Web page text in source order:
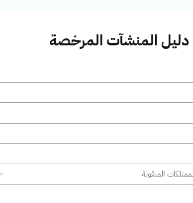
المنشآت المرخصة
المنقولة